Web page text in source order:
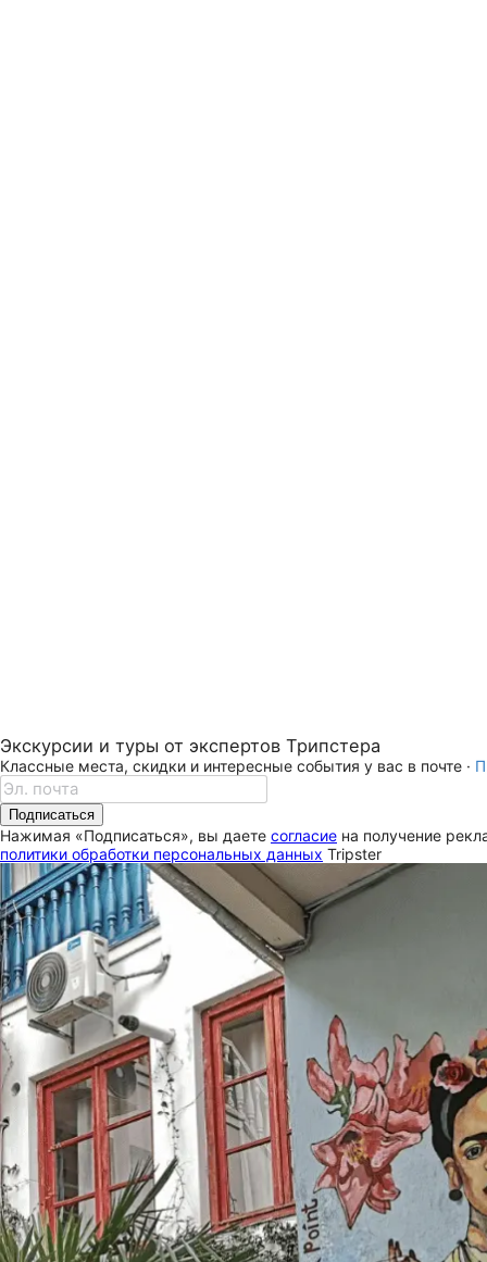
Экскурсии и туры от экспертов Трипстера
Классные места, скидки и интересные события у вас в почте ·
Подписаться
Нажимая «Подписаться», вы даете согласие на получение
политики обработки персональных данных Tripster